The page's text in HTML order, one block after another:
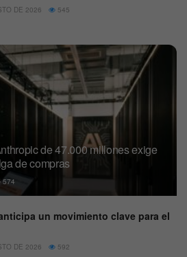
DE 2026 545
de 47.000 millones exige
de compras
574
un movimiento clave para el
DE 2026 592